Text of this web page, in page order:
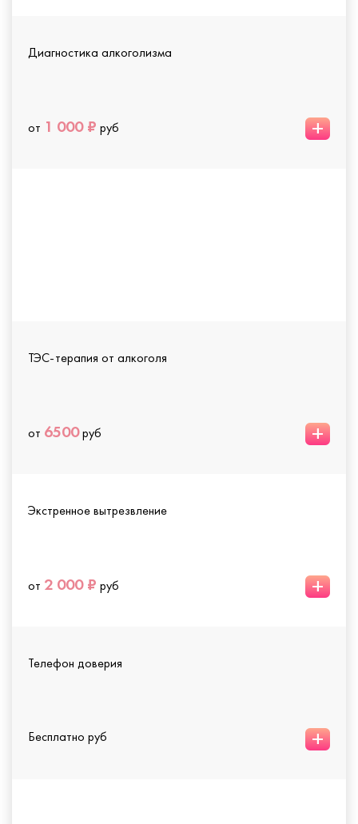
Диагностика алкоголизма
от 1 000 ₽ руб +
ТЭС-терапия от алкоголя
от 6500руб +
Экстренное вытрезвление
от 2 000 ₽ руб +
Телефон доверия
Бесплатно руб +